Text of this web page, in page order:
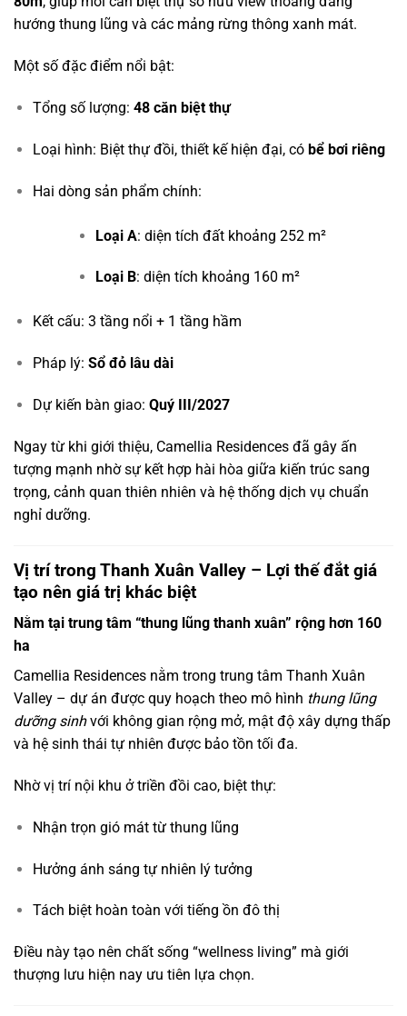
hướng thung lũng và các mảng rừng thông xanh mát.
Một số đặc điểm nổi bật:
Tổng số lượng: 48 căn biệt thự
Loại hình: Biệt thự đồi, thiết kế hiện đại, có bể bơi riêng
Hai dòng sản phẩm chính:
Loại A: diện tích đất khoảng 252 m²
Loại B: diện tích khoảng 160 m²
Kết cấu: 3 tầng nổi + 1 tầng hầm
Pháp lý: Sổ đỏ lâu dài
Dự kiến bàn giao: Quý III/2027
Ngay từ khi giới thiệu, Camellia Residences đã gây ấn
tượng mạnh nhờ sự kết hợp hài hòa giữa kiến trúc sang
trọng, cảnh quan thiên nhiên và hệ thống dịch vụ chuẩn
nghỉ dưỡng.
Vị trí trong Thanh Xuân Valley – Lợi thế đắt giá
tạo nên giá trị khác biệt
Nằm tại trung tâm “thung lũng thanh xuân” rộng hơn 160
ha
Camellia Residences nằm trong trung tâm Thanh Xuân
Valley – dự án được quy hoạch theo mô hình thung lũng
dưỡng sinhvới không gian rộng mở, mật độ xây dựng thấp
và hệ sinh thái tự nhiên được bảo tồn tối đa.
Nhờ vị trí nội khu ở triền đồi cao, biệt thự:
Nhận trọn gió mát từ thung lũng
Hưởng ánh sáng tự nhiên lý tưởng
Tách biệt hoàn toàn với tiếng ồn đô thị
Điều này tạo nên chất sống “wellness living” mà giới
thượng lưu hiện nay ưu tiên lựa chọn.